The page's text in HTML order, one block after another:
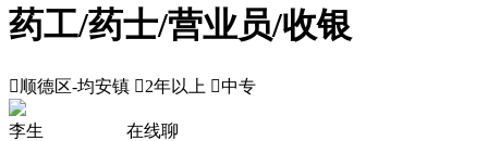
药工/药士/营业员/收银
顺德区-均安镇 2年以上 中专
李生
在线聊